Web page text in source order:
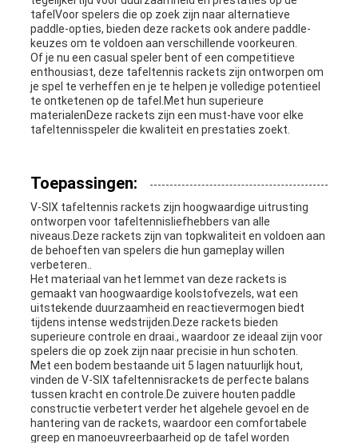
tafelVoor spelers die op zoek zijn naar alternatieve
paddle-opties, bieden deze rackets ook andere paddle-
keuzes om te voldoen aan verschillende voorkeuren.
Of je nu een casual speler bent of een competitieve
enthousiast, deze tafeltennis rackets zijn ontworpen om
je spel te verheffen en je te helpen je volledige potentieel
te ontketenen op de tafel.Met hun superieure
materialenDeze rackets zijn een must-have voor elke
tafeltennisspeler die kwaliteit en prestaties zoekt.
Toepassingen:
V-SIX tafeltennis rackets zijn hoogwaardige uitrusting
ontworpen voor tafeltennisliefhebbers van alle
niveaus.Deze rackets zijn van topkwaliteit en voldoen aan
de behoeften van spelers die hun gameplay willen
verbeteren..
Het materiaal van het lemmet van deze rackets is
gemaakt van hoogwaardige koolstofvezels, wat een
uitstekende duurzaamheid en reactievermogen biedt
tijdens intense wedstrijden.Deze rackets bieden
superieure controle en draai., waardoor ze ideaal zijn voor
spelers die op zoek zijn naar precisie in hun schoten.
Met een bodem bestaande uit 5 lagen natuurlijk hout,
vinden de V-SIX tafeltennisrackets de perfecte balans
tussen kracht en controle.De zuivere houten paddle
constructie verbetert verder het algehele gevoel en de
hantering van de rackets, waardoor een comfortabele
greep en manoeuvreerbaarheid op de tafel worden